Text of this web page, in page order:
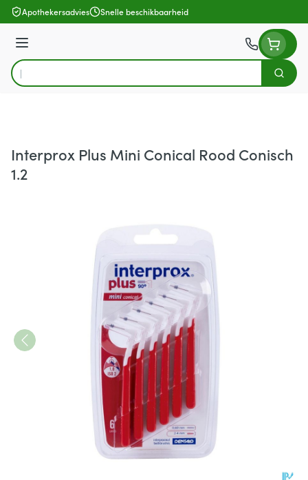
Ga naar de inhoud
Apothekersadvies Snelle beschikbaarheid
Menu
Product, merk, categorie...
Zoek
Interprox Plus Mini Conical Rood Conisch
1.2